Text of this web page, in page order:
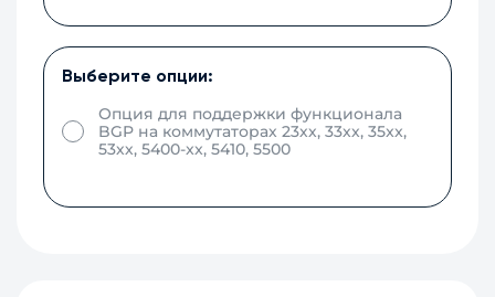
Выберите опции:
Опция для поддержки функционала
BGP на коммутаторах 23хх, 33хх, 35xx,
53хх, 5400-xx, 5410, 5500